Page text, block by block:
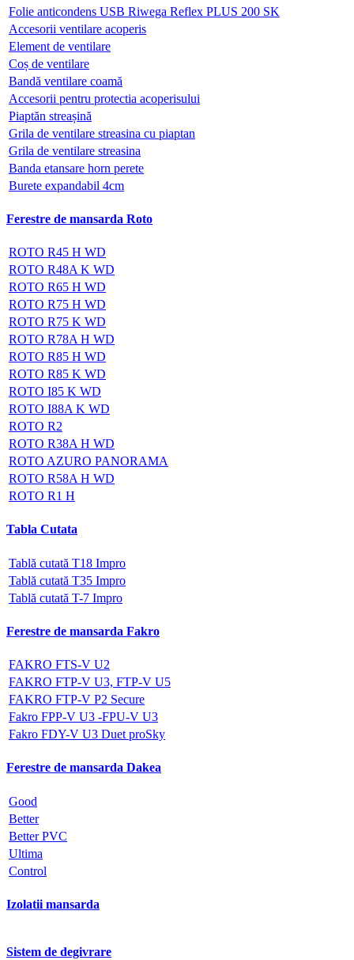
Folie anticondens USB Riwega Reflex PLUS 200 SK
Accesorii ventilare acoperis
Element de ventilare
Coș de ventilare
Bandă ventilare coamă
Accesorii pentru protectia acoperisului
Piaptăn streașină
Grila de ventilare streasina cu piaptan
Grila de ventilare streasina
Banda etansare horn perete
Burete expandabil 4cm
Ferestre de mansarda Roto
ROTO R45 H WD
ROTO R48A K WD
ROTO R65 H WD
ROTO R75 H WD
ROTO R75 K WD
ROTO R78A H WD
ROTO R85 H WD
ROTO R85 K WD
ROTO I85 K WD
ROTO I88A K WD
ROTO R2
ROTO R38A H WD
ROTO AZURO PANORAMA
ROTO R58A H WD
ROTO R1 H
Tabla Cutata
Tablă cutată T18 Impro
Tablă cutată T35 Impro
Tablă cutată T-7 Impro
Ferestre de mansarda Fakro
FAKRO FTS-V U2
FAKRO FTP-V U3, FTP-V U5
FAKRO FTP-V P2 Secure
Fakro FPP-V U3 -FPU-V U3
Fakro FDY-V U3 Duet proSky
Ferestre de mansarda Dakea
Good
Better
Better PVC
Ultima
Control
Izolatii mansarda
Sistem de degivrare